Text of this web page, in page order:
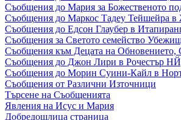
Съобщения до Мария за Божественото
Съобщения до Маркос Тадеу Тейшейра
Съобщения до Едсон Глаубер в
Съобщения за Светото семейство
Съобщения към Децата на
Съобщения до Джон Лири в Рочестър
Съобщения до Морин Суини-Кайл в
Съобщения от Различни Източници
Търсене на Съобщенията
Явления на Исус и Мария
Добредошлица страница